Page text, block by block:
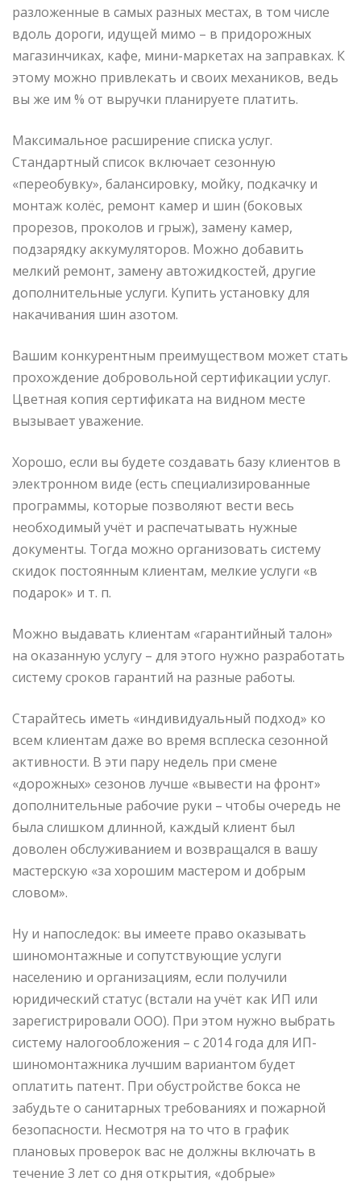
разложенные в самых разных местах, в том числе
вдоль дороги, идущей мимо – в придорожных
магазинчиках, кафе, мини-маркетах на заправках. К
этому можно привлекать и своих механиков, ведь
вы же им % от выручки планируете платить.
Максимальное расширение списка услуг.
Стандартный список включает сезонную
«переобувку», балансировку, мойку, подкачку и
монтаж колёс, ремонт камер и шин (боковых
прорезов, проколов и грыж), замену камер,
подзарядку аккумуляторов. Можно добавить
мелкий ремонт, замену автожидкостей, другие
дополнительные услуги. Купить установку для
накачивания шин азотом.
Вашим конкурентным преимуществом может стать
прохождение добровольной сертификации услуг.
Цветная копия сертификата на видном месте
вызывает уважение.
Хорошо, если вы будете создавать базу клиентов в
электронном виде (есть специализированные
программы, которые позволяют вести весь
необходимый учёт и распечатывать нужные
документы. Тогда можно организовать систему
скидок постоянным клиентам, мелкие услуги «в
подарок» и т. п.
Можно выдавать клиентам «гарантийный талон»
на оказанную услугу – для этого нужно разработать
систему сроков гарантий на разные работы.
Старайтесь иметь «индивидуальный подход» ко
всем клиентам даже во время всплеска сезонной
активности. В эти пару недель при смене
«дорожных» сезонов лучше «вывести на фронт»
дополнительные рабочие руки – чтобы очередь не
была слишком длинной, каждый клиент был
доволен обслуживанием и возвращался в вашу
мастерскую «за хорошим мастером и добрым
словом».
Ну и напоследок: вы имеете право оказывать
шиномонтажные и сопутствующие услуги
населению и организациям, если получили
юридический статус (встали на учёт как ИП или
зарегистрировали ООО). При этом нужно выбрать
систему налогообложения – с 2014 года для ИП-
шиномонтажника лучшим вариантом будет
оплатить патент. При обустройстве бокса не
забудьте о санитарных требованиях и пожарной
безопасности. Несмотря на то что в график
плановых проверок вас не должны включать в
течение 3 лет со дня открытия, «добрые»